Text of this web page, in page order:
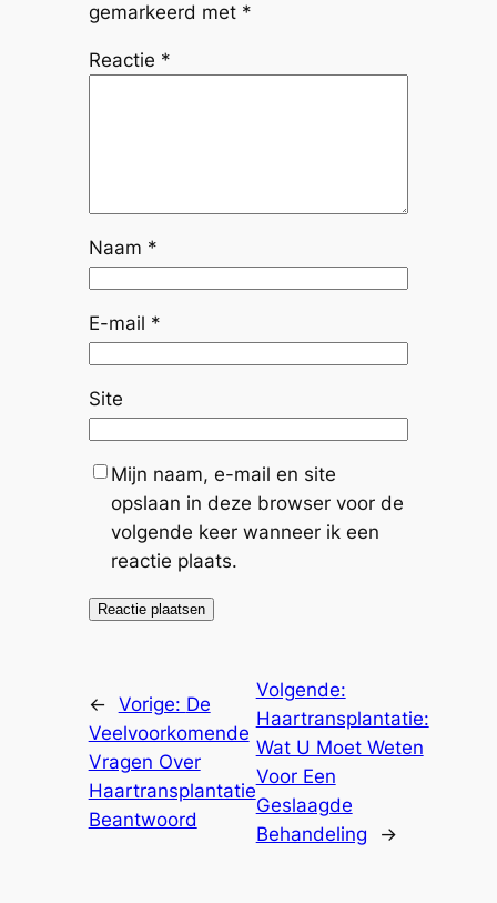
gemarkeerd met *
Reactie *
Naam *
E-mail *
Site
Mijn naam, e-mail en site
opslaan in deze browser voor de
volgende keer wanneer ik een
reactie plaats.
← Vorige: De
Veelvoorkomende
Vragen Over
Haartransplantatie
Beantwoord
Volgende:
Haartransplantatie:
Wat U Moet Weten
Voor Een
Geslaagde
Behandeling
→